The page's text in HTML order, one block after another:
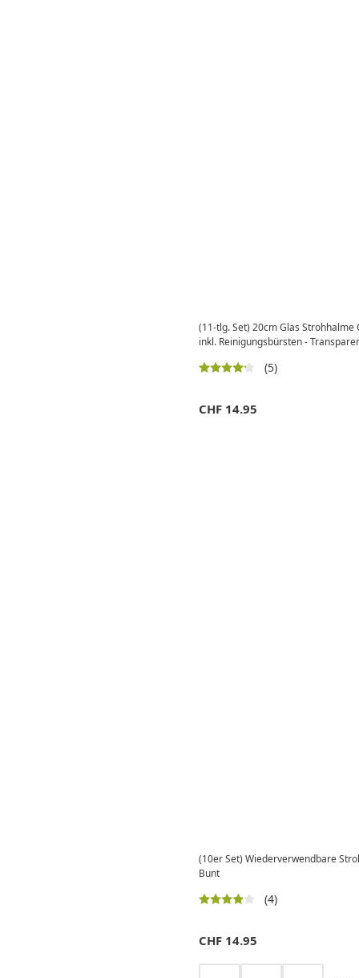
(11-tlg. Set) 20cm Glas
inkl. Reinigungsbürsten -
(5)
CHF 14.95
(10er Set) Wiederverwendbare
Bunt
(4)
CHF 14.95